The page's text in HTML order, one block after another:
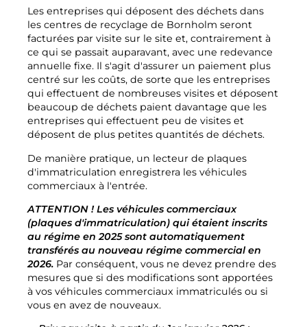
Compost
Démolition et rénovation
Plus d'informations
Heures d'ouverture
Tarifs des déchets (privés)
Lien vers les règles de base du BRK
Guide AT
Réglementation des déchets
Libre-service
Libre-service
Mes déchets
Contactez nous
Offres d'emploi
La société BOFA
Les entreprises qui déposent des déchets dans
les centres de recyclage de Bornholm seront
facturées par visite sur le site et, contrairement à
ce qui se passait auparavant, avec une redevance
annuelle fixe. Il s'agit d'assurer un paiement plus
centré sur les coûts, de sorte que les entreprises
qui effectuent de nombreuses visites et déposent
beaucoup de déchets paient davantage que les
entreprises qui effectuent peu de visites et
déposent de plus petites quantités de déchets.
De manière pratique, un lecteur de plaques
d'immatriculation enregistrera les véhicules
commerciaux à l'entrée.
ATTENTION ! Les véhicules commerciaux
(plaques d'immatriculation) qui étaient inscrits
au régime en 2025 sont automatiquement
transférés au nouveau régime commercial en
2026. Par conséquent, vous ne devez prendre des
mesures que si des modifications sont apportées
à vos véhicules commerciaux immatriculés ou si
vous en avez de nouveaux.